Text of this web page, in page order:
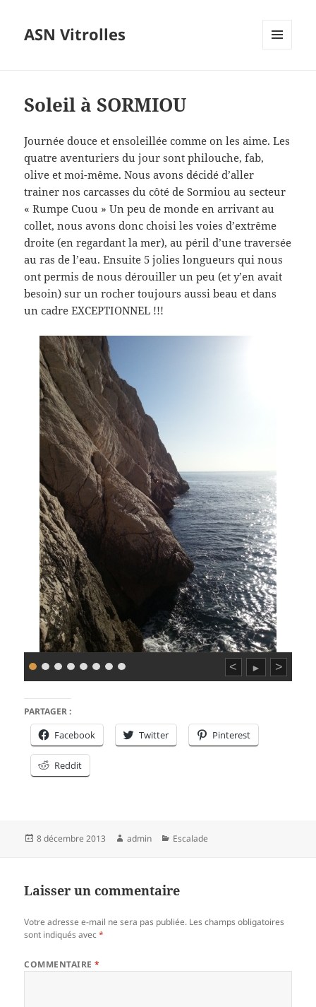
ASN Vitrolles
Soleil à SORMIOU
Journée douce et ensoleillée comme on les aime. Les
quatre aventuriers du jour sont philouche, fab,
olive et moi-même. Nous avons décidé d’aller
trainer nos carcasses du côté de Sormiou au secteur
« Rumpe Cuou » Un peu de monde en arrivant au
collet, nous avons donc choisi les voies d’extrême
droite (en regardant la mer), au péril d’une traversée
au ras de l’eau. Ensuite 5 jolies longueurs qui nous
ont permis de nous dérouiller un peu (et y’en avait
besoin) sur un rocher toujours aussi beau et dans
un cadre EXCEPTIONNEL !!!
< ► >
PARTAGER :
Facebook Twitter Pinterest
Reddit
Publié
8 décembre 2013 Auteur
admin Catégories
Escalade
Laisser un commentaire
Votre adresse e-mail ne sera pas publiée. Les champs obligatoires
sont indiqués avec*
COMMENTAIRE*